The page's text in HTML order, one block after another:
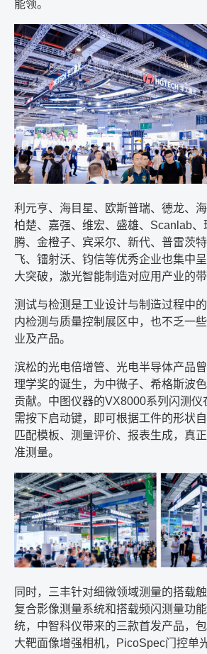
能领。
利元亨、海目星、欧斯普瑞、德龙、海
柏楚、嘉强、维宏、盛雄、 Scanlab、
腾、金橙子、宾采尔、新代、普雷茨
飞、镭射沃、钧信等优秀企业也集中
大突破，激光智能制造对应用产业的带
测试与检测是工业设计与制造过程中的
内检测与质量控制展区中，也不乏一
业及产品。
滨松的光电倍增管、光电半导体产品
理学奖的诞生，为中微子、希格斯波
贡献。中图仪器的VX8000系列闪测仪
需按下启动键，即可根据工件的形状
匹配模板、测量评价、报表生成，真
准测量。
同时，三丰针对细微领域测量的搭载
复合影像测量系统和搭载频闪测量功
统，中智科仪带来的三款首发产品，
大靶面像增强相机，
PicoSpec门控单